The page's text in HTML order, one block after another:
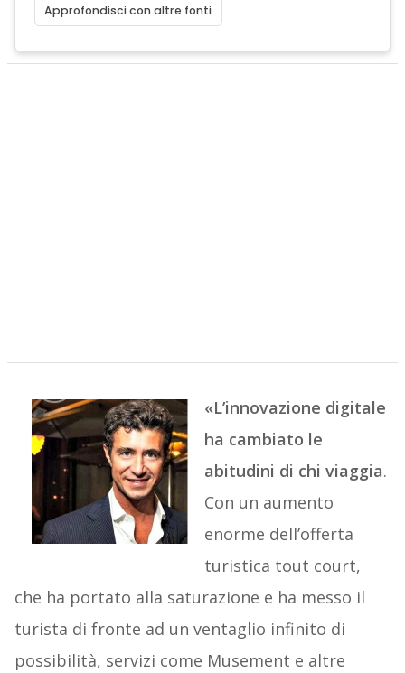
Approfondisci con altre fonti
«L’innovazione digitale
ha cambiato le
abitudini di chi viaggia.
Con un aumento
enorme dell’offerta
turistica tout court,
che ha portato alla saturazione e ha messo il
turista di fronte ad un ventaglio infinito di
possibilità, servizi come Musement e altre